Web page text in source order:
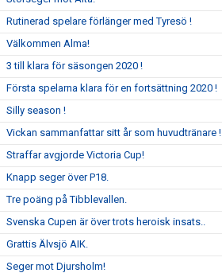
Rutinerad spelare förlänger med Tyresö !
Välkommen Alma!
3 till klara för säsongen 2020 !
Första spelarna klara för en fortsättning 2020 !
Silly season !
Vickan sammanfattar sitt år som huvudtränare !
Straffar avgjorde Victoria Cup!
Knapp seger över P18.
Tre poäng på Tibblevallen.
Svenska Cupen är över trots heroisk insats..
Grattis Älvsjö AIK.
Seger mot Djursholm!